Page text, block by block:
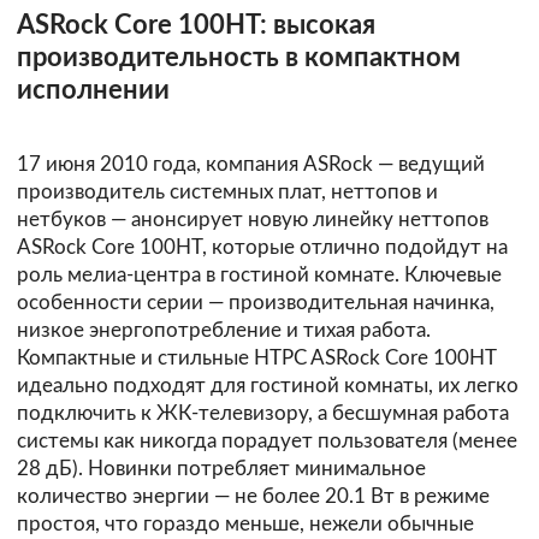
ASRock Core 100HT: высокая
производительность в компактном
исполнении
17 июня 2010 года, компания ASRock — ведущий
производитель системных плат, неттопов и
нетбуков — анонсирует новую линейку неттопов
ASRock Core 100HT, которые отлично подойдут на
роль мелиа-центра в гостиной комнате. Ключевые
особенности серии — производительная начинка,
низкое энергопотребление и тихая работа.
Компактные и стильные HTPC ASRock Core 100HT
идеально подходят для гостиной комнаты, их легко
подключить к ЖК-телевизору, а бесшумная работа
системы как никогда порадует пользователя (менее
28 дБ). Новинки потребляет минимальное
количество энергии — не более 20.1 Вт в режиме
простоя, что гораздо меньше, нежели обычные